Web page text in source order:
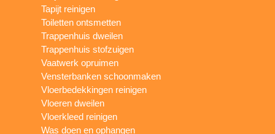
Tapijt reinigen
Toiletten ontsmetten
Trappenhuis dweilen
Trappenhuis stofzuigen
Vaatwerk opruimen
Vensterbanken schoonmaken
Vloerbedekkingen reinigen
Vloeren dweilen
Vloerkleed reinigen
Was doen en ophangen